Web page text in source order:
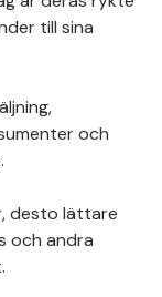
till sina
och
desto lättare
och andra